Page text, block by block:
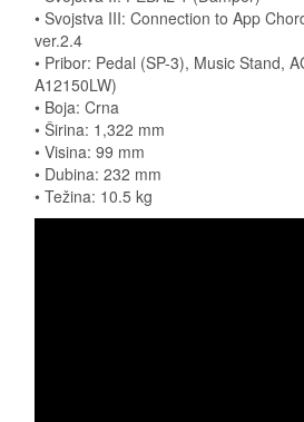
• Svojstva III: Connection to App
ver.2.4
• Pribor: Pedal (SP-3), Music Stand,
A12150LW)
• Boja: Crna
• Širina: 1,322 mm
• Visina: 99 mm
• Dubina: 232 mm
• Težina: 10.5 kg